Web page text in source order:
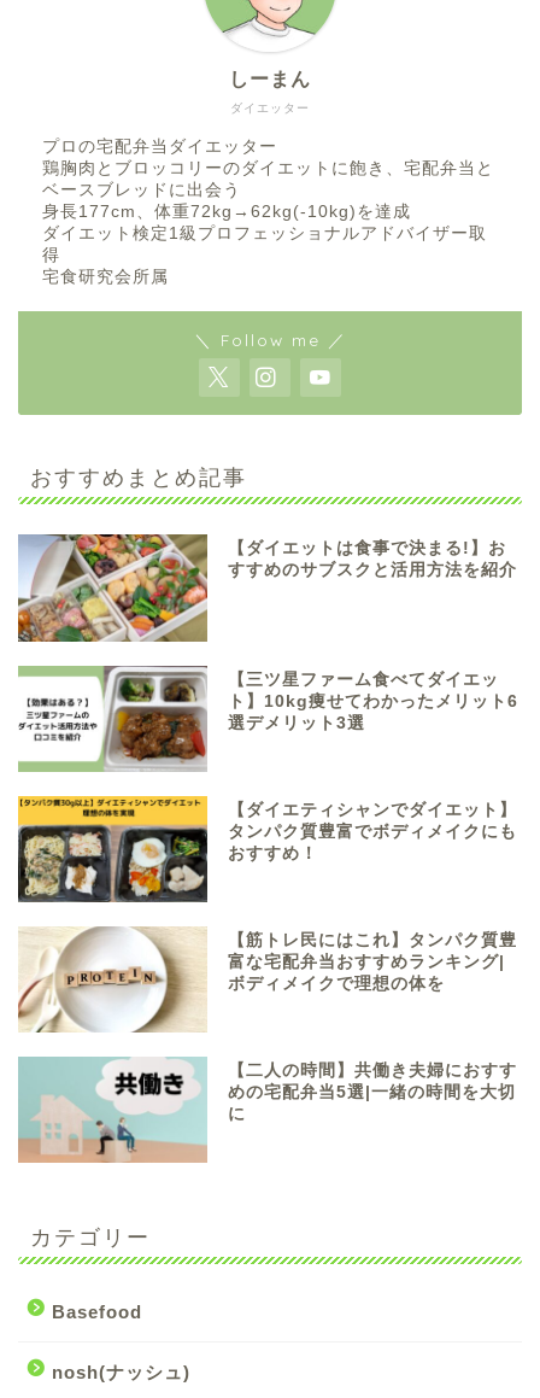
ダイエッター
しーまん
プロの宅配弁当ダイエッター
鶏胸肉とブロッコリーのダイエットに飽き、宅配弁当と
ベースブレッドに出会う
身長177cm、体重72kg→62kg(-10kg)を達成
ダイエット検定1級プロフェッショナルアドバイザー取
得
宅食研究会所属
＼ Follow me ／
おすすめまとめ記事
【ダイエットは食事で決まる!】お
すすめのサブスクと活用方法を紹介
【三ツ星ファーム食べてダイエッ
ト】10kg痩せてわかったメリット6
選デメリット3選
【ダイエティシャンでダイエット】
タンパク質豊富でボディメイクにも
おすすめ！
【筋トレ民にはこれ】タンパク質豊
富な宅配弁当おすすめランキング|
ボディメイクで理想の体を
【二人の時間】共働き夫婦におすす
めの宅配弁当5選|一緒の時間を大切
に
カテゴリー
Basefood
nosh(ナッシュ)